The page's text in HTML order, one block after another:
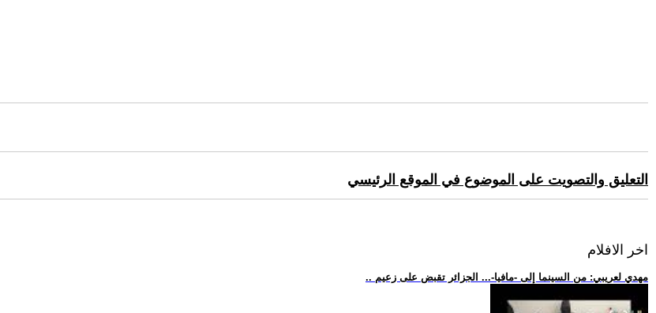
التعليق والتصويت على الموضوع في الموقع الرئيسي
اخر الافلام
.. مهدي لعريبي: من السينما إلى -مافيا-... الجزائر تقبض على زعيم